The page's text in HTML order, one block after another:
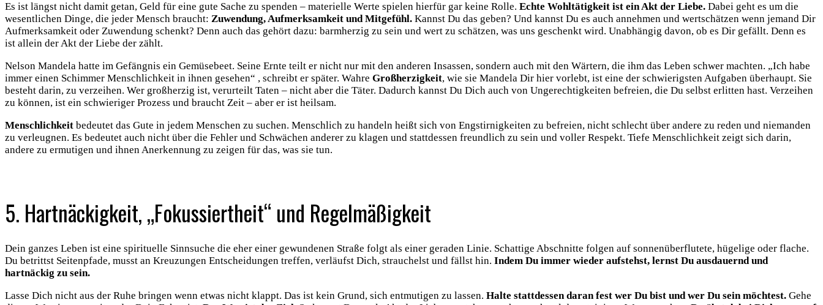
Es ist längst nicht damit getan, Geld für eine gute Sache zu spenden – materielle Werte spielen hierfür gar keine Rolle. Echte Wohltätigkeit ist ein Akt der Liebe. Dabei geht es um die
wesentlichen Dinge, die jeder Mensch braucht: Zuwendung, Aufmerksamkeit und Mitgefühl. Kannst Du das geben? Und kannst Du es auch annehmen und wertschätzen wenn jemand Dir
Aufmerksamkeit oder Zuwendung schenkt? Denn auch das gehört dazu: barmherzig zu sein und wert zu schätzen, was uns geschenkt wird. Unabhängig davon, ob es Dir gefällt. Denn es
ist allein der Akt der Liebe der zählt.
Nelson Mandela hatte im Gefängnis ein Gemüsebeet. Seine Ernte teilt er nicht nur mit den anderen Insassen, sondern auch mit den Wärtern, die ihm das Leben schwer machten. „Ich habe
immer einen Schimmer Menschlichkeit in ihnen gesehen“ , schreibt er später. Wahre Großherzigkeit, wie sie Mandela Dir hier vorlebt, ist eine der schwierigsten Aufgaben überhaupt. Sie
besteht darin, zu verzeihen. Wer großherzig ist, verurteilt Taten – nicht aber die Täter. Dadurch kannst Du Dich auch von Ungerechtigkeiten befreien, die Du selbst erlitten hast. Verzeihen
zu können, ist ein schwieriger Prozess und braucht Zeit – aber er ist heilsam.
Menschlichkeit bedeutet das Gute in jedem Menschen zu suchen. Menschlich zu handeln heißt sich von Engstirnigkeiten zu befreien, nicht schlecht über andere zu reden und niemanden
zu verleugnen. Es bedeutet auch nicht über die Fehler und Schwächen anderer zu klagen und stattdessen freundlich zu sein und voller Respekt. Tiefe Menschlichkeit zeigt sich darin,
andere zu ermutigen und ihnen Anerkennung zu zeigen für das, was sie tun.
5. Hartnäckigkeit, „Fokussiertheit“ und Regelmäßigkeit
Dein ganzes Leben ist eine spirituelle Sinnsuche die eher einer gewundenen Straße folgt als einer geraden Linie. Schattige Abschnitte folgen auf sonnenüberflutete, hügelige oder flache.
Du betrittst Seitenpfade, musst an Kreuzungen Entscheidungen treffen, verläufst Dich, strauchelst und fällst hin. Indem Du immer wieder aufstehst, lernst Du ausdauernd und
hartnäckig zu sein.
Lasse Dich nicht aus der Ruhe bringen wenn etwas nicht klappt. Das ist kein Grund, sich entmutigen zu lassen. Halte stattdessen daran fest wer Du bist und wer Du sein möchtest. Gehe